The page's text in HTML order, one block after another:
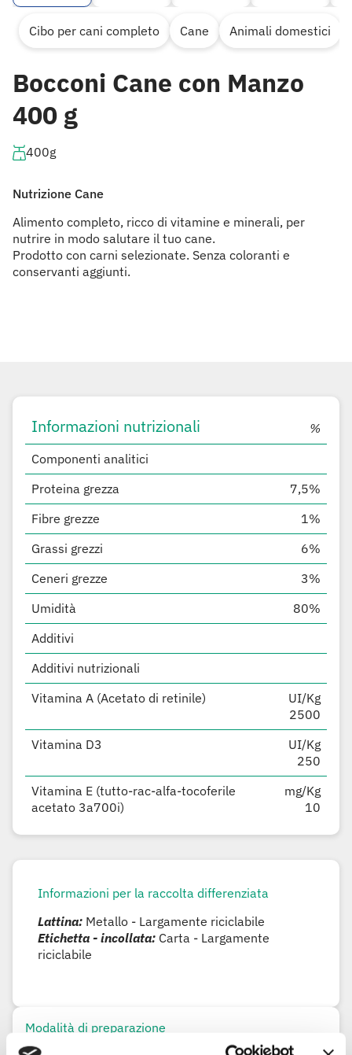
Cibo per cani completo Cane Animali domestici
Bocconi Cane con Manzo
400 g
400g
Nutrizione Cane
Alimento completo, ricco di vitamine e minerali, per
nutrire in modo salutare il tuo cane.
Prodotto con carni selezionate. Senza coloranti e
conservanti aggiunti.
Informazioni nutrizionali
%
Componenti analitici
Proteina grezza
7,5%
Fibre grezze
1%
Grassi grezzi
6%
Ceneri grezze
3%
Umidità
80%
Additivi
Additivi nutrizionali
Vitamina A (Acetato di retinile)
UI/Kg
2500
Vitamina D3
UI/Kg
250
Vitamina E (tutto-rac-alfa-tocoferile
acetato 3a700i)
mg/Kg
10
Informazioni per la raccolta differenziata
Lattina: Metallo - Largamente riciclabile
Etichetta - incollata: Carta - Largamente
riciclabile
Modalità di preparazione